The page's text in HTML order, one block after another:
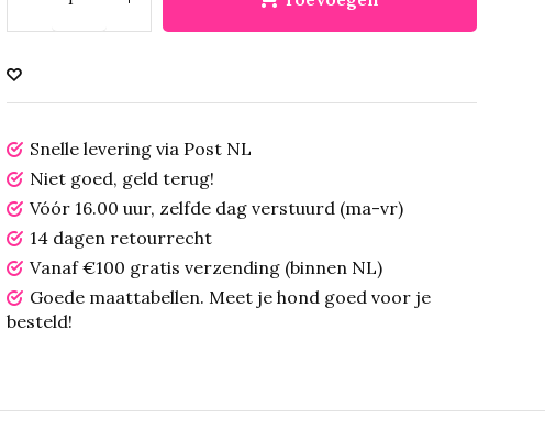
Snelle levering via Post NL
Niet goed, geld terug!
Vóór 16.00 uur, zelfde dag verstuurd (ma-vr)
14 dagen retourrecht
Vanaf €100 gratis verzending (binnen NL)
Goede maattabellen. Meet je hond goed voor je
besteld!